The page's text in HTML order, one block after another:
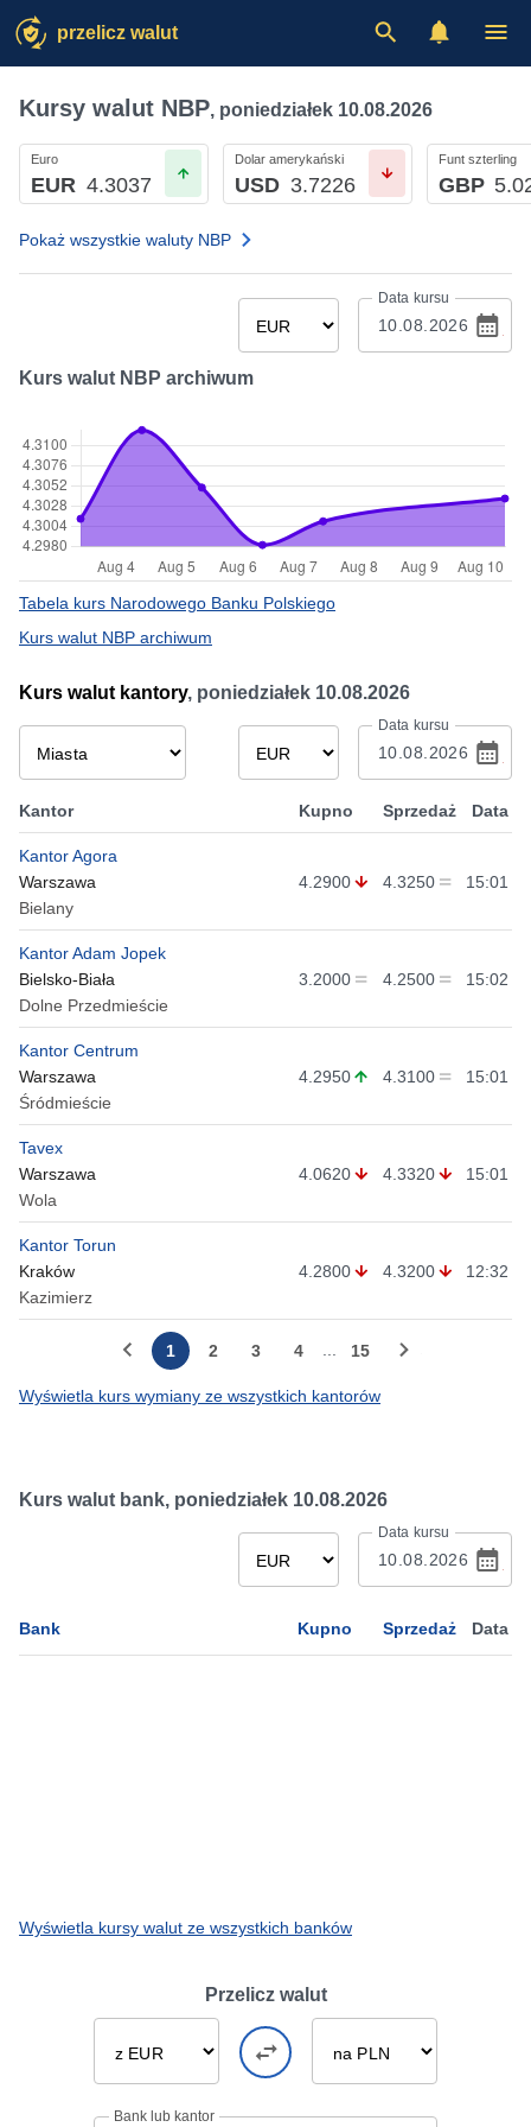
przelicz walut
Kursy walut NBP, poniedziałek 10.08.2026
Euro
EUR 4.3037
Dolar amerykański
USD 3.7226
Funt szterling
GBP
Pokaż wszystkie waluty NBP
Data kursu
Kurs walut NBP archiwum
Tabela kurs Narodowego Banku Polskiego
Kurs walut NBP archiwum
Kurs walut kantory, poniedziałek 10.08.2026
Data kursu
Kantor Kupno Sprzedaż Data
Kantor Agora
Warszawa
Bielany
4.2900 4.3250 15:01
Kantor Adam Jopek
Bielsko-Biała
Dolne Przedmieście
3.2000 4.2500 15:02
Kantor Centrum
Warszawa
Śródmieście
4.2950 4.3100 15:01
Tavex
Warszawa
Wola
4.0620 4.3320 15:01
Kantor Torun
Kraków
Kazimierz
4.2800 4.3200 12:32
1 2 3 4 15
Wyświetla kurs wymiany ze wszystkich kantorów
Kurs walut bank, poniedziałek 10.08.2026
Data kursu
Bank Kupno Sprzedaż Data
Wyświetla kursy walut ze wszystkich banków
Przelicz walut
Bank lub kantor